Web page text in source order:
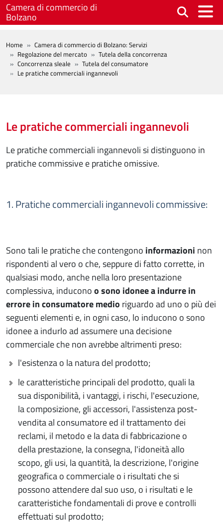
Salta al contenuto principale
Camera di commercio di
Bolzano
BREADCRUMB
Home
Camera di commercio di Bolzano: Servizi
Regolazione del mercato
Tutela della concorrenza
Concorrenza sleale
Tutela del consumatore
Le pratiche commerciali ingannevoli
Le pratiche commerciali ingannevoli
Le pratiche commerciali ingannevoli si distinguono in
pratiche commissive e pratiche omissive.
1. Pratiche commerciali ingannevoli commissive:
Sono tali le pratiche che contengono informazioni non
rispondenti al vero o che, seppure di fatto corrette, in
qualsiasi modo, anche nella loro presentazione
complessiva, induconoo sono idonee a indurre in
errore in consumatore medio riguardo ad uno o più dei
seguenti elementi e, in ogni caso, lo inducono o sono
idonee a indurlo ad assumere una decisione
commerciale che non avrebbe altrimenti preso:
l'esistenza o la natura del prodotto;
le caratteristiche principali del prodotto, quali la
sua disponibilità, i vantaggi, i rischi, l'esecuzione,
la composizione, gli accessori, l'assistenza post-
vendita al consumatore ed il trattamento dei
reclami, il metodo e la data di fabbricazione o
della prestazione, la consegna, l'idoneità allo
scopo, gli usi, la quantità, la descrizione, l'origine
geografica o commerciale o i risultati che si
possono attendere dal suo uso, o i risultati e le
caratteristiche fondamentali di prove e controlli
effettuati sul prodotto;